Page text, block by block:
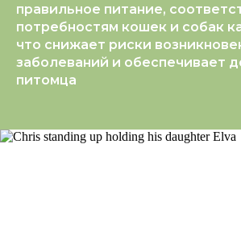
правильное питание,
потребностям кошек и собак
что снижает риски
заболеваний и обеспечивает
питомца